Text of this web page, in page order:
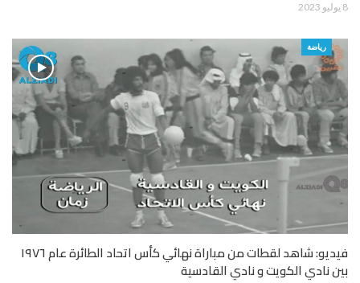
8 يوليو 2023
رياضة
فيديو: شاهد لقطات من مباراة نهائي كأس اتحاد الطائرة عام ١٩٧٦
بين نادي الكويت و نادي القادسية